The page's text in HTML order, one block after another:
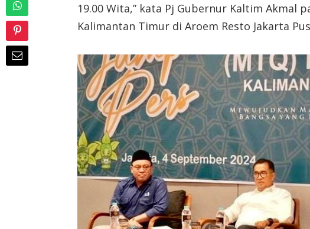
19.00 Wita,” kata Pj Gubernur Kaltim Akmal
Kalimantan Timur di Aroem Resto Jakarta